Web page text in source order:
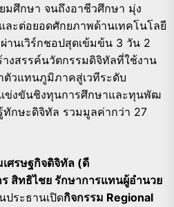
มศึกษา จนถึงอาชีวศึกษา มุ่ง
ละต่อยอดศักยภาพด้านเทคโนโลยี
านเวิร์กชอปสุดเข้มข้น 3 วัน 2
งสรรค์นวัตกรรมดิจิทัลที่ใช้งาน
ตัวแทนภูมิภาคสู่เวทีระดับ
ข่งขันชิงทุนการศึกษาและทุนพัฒ
ทักษะดิจิทัล รวมมูลค่ากว่า 27
เศรษฐกิจดิจิทัล (ดี
สิทธิไชย รักษาการแทนผู้อำนวย
ประธานเปิดกิจกรรม Regional